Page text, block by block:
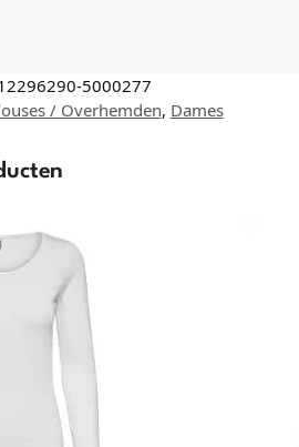
5000277
/ Overhemden, Dames